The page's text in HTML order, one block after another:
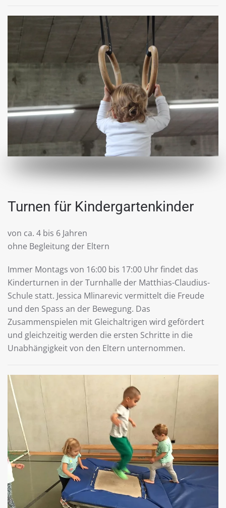
Turnen für Kindergartenkinder
von ca. 4 bis 6 Jahren
ohne Begleitung der Eltern
Immer Montags von 16:00 bis 17:00 Uhr findet das
Kinderturnen in der Turnhalle der Matthias-Claudius-
Schule statt. Jessica Mlinarevic vermittelt die Freude
und den Spass an der Bewegung. Das
Zusammenspielen mit Gleichaltrigen wird gefördert
und gleichzeitig werden die ersten Schritte in die
Unabhängigkeit von den Eltern unternommen.